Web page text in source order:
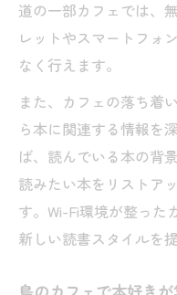
道の一部カフェでは、
レットやスマートフォ
なく行えます。
また、カフェの落ち着
ら本に関連する情報を
ば、読んでいる本の背
読みたい本をリストア
す。Wi-Fi環境が整った
新しい読書スタイルを